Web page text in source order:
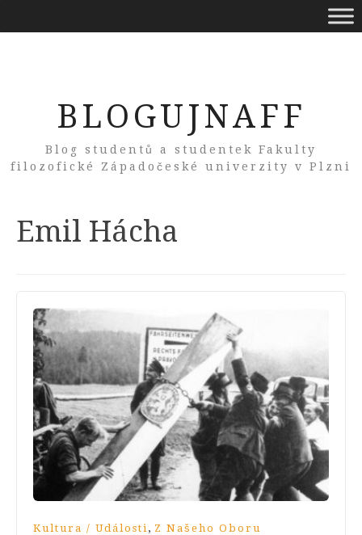
BLOGUJNAFF
Blog studentů a studentek Fakulty
filozofické Západočeské univerzity v Plzni
Tag:
Emil Hácha
Kultura / Události , Z Našeho Oboru